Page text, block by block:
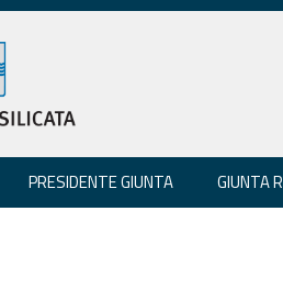
PRESIDENTE GIUNTA GIUNTA